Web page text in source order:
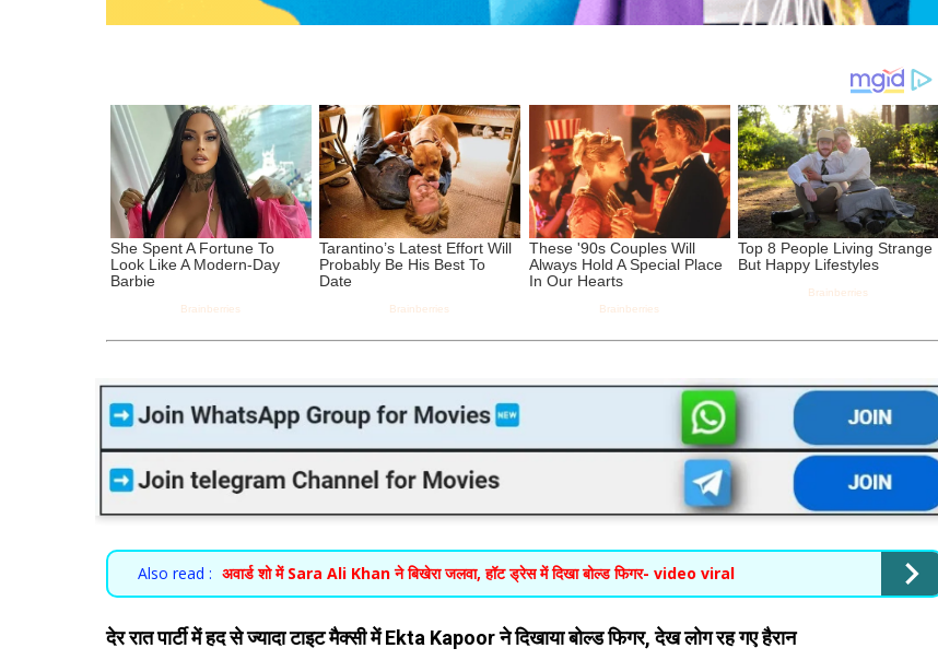
Also read : अवार्ड शो में Sara Ali Khan ने बिखेरा जलवा, हॉट ड्रेस में दिखा बोल्ड फिगर- video viral
देर रात पार्टी में हद से ज्यादा टाइट मैक्सी में Ekta Kapoor ने दिखाया बोल्ड फिगर, देख लोग रह गए हैरान